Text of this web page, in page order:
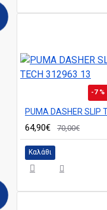
-7 %
64,90€ 70,00€
Καλάθι